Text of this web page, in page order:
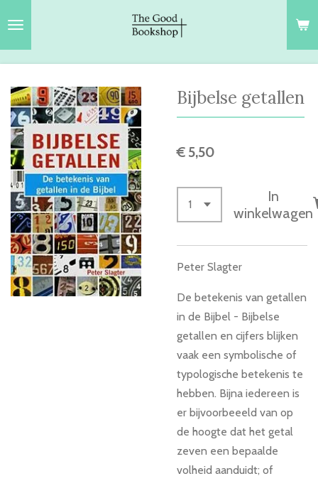
hoofdinhoud
Bijbelse getallen
€ 5,50
In
winkelwagen
Peter Slagter
De betekenis van getallen
in de Bijbel - Bijbelse
getallen en cijfers blijken
vaak een symbolische of
typologische betekenis te
hebben. Bijna iedereen is
er bijvoorbeeeld van op
de hoogte dat het getal
zeven een bepaalde
volheid aanduidt; of